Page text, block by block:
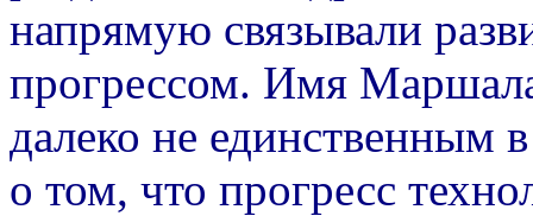
напрямую связывали
прогрессом. Имя
далеко не единственным
о том, что прогресс